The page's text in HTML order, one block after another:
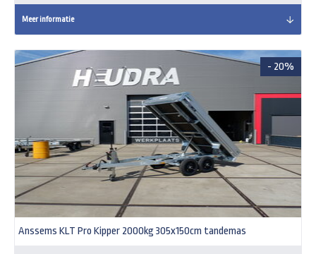
Meer informatie
- 20%
Anssems KLT Pro Kipper 2000kg 305x150cm tandemas